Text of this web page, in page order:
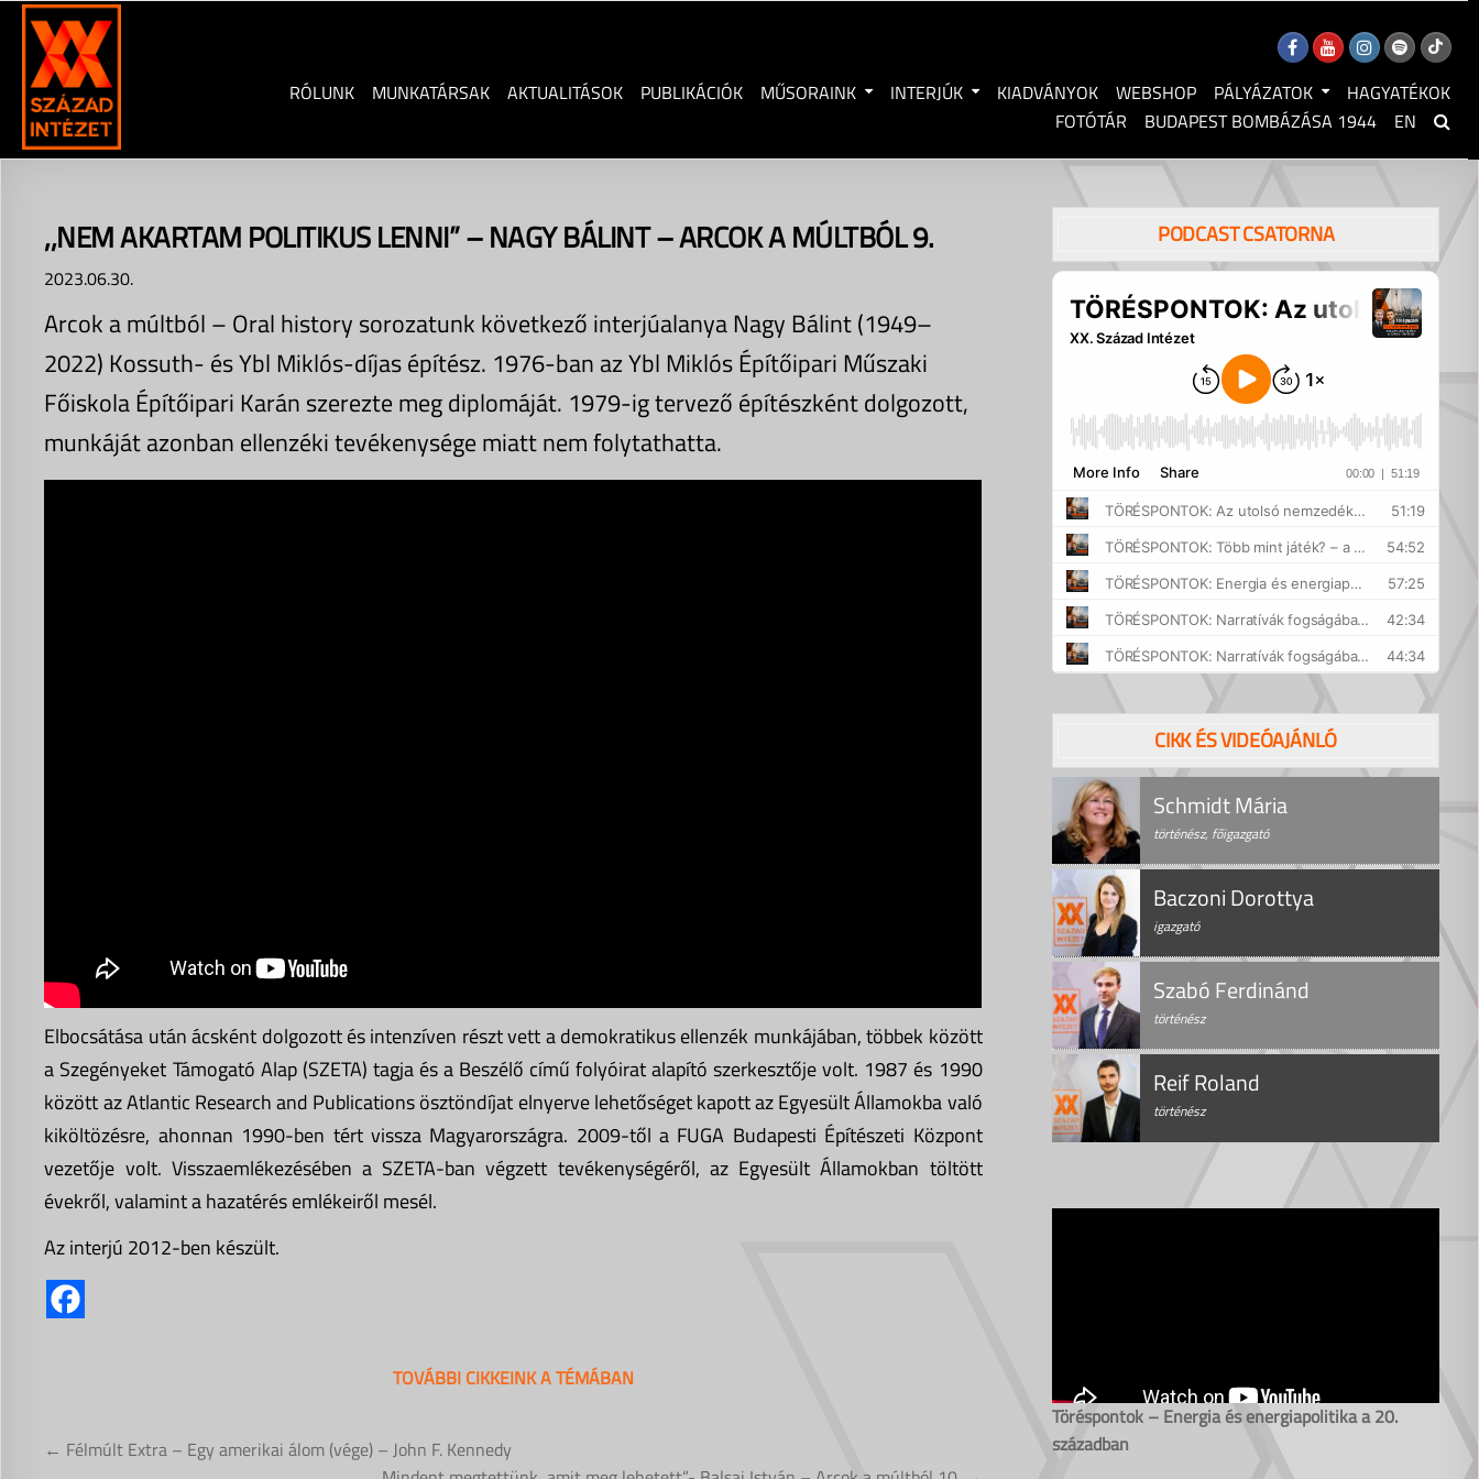
Skip
content
RÓLUNK
MUNKATÁRSAK AKTUALITÁSOK PUBLIKÁCIÓK MŰSORAINK INTERJÚK KIADVÁNYOK WEBSHOP PÁLYÁZATOK
HAGYATÉKOK
FOTÓTÁR
BUDAPEST BOMBÁZÁSA 1944 EN
,,NEM AKARTAM POLITIKUS LENNI” – NAGY BÁLINT – ARCOK A MÚLTBÓL 9.
2023.06.30.
Arcok a múltból – Oral history sorozatunk következő interjúalanya Nagy Bálint (1949–
2022) Kossuth- és Ybl Miklós-díjas építész. 1976-ban az Ybl Miklós Építőipari Műszaki
Főiskola Építőipari Karán szerezte meg diplomáját. 1979-ig tervező építészként dolgozott,
munkáját azonban ellenzéki tevékenysége miatt nem folytathatta.
Elbocsátása után ácsként dolgozott és intenzíven részt vett a demokratikus ellenzék munkájában, többek között
a Szegényeket Támogató Alap (SZETA) tagja és a Beszélő című folyóirat alapító szerkesztője volt. 1987 és 1990
között az Atlantic Research and Publications ösztöndíjat elnyerve lehetőséget kapott az Egyesült Államokba való
kiköltözésre, ahonnan 1990-ben tért vissza Magyarországra. 2009-től a FUGA Budapesti Építészeti Központ
vezetője volt. Visszaemlékezésében a SZETA-ban végzett tevékenységéről, az Egyesült Államokban töltött
évekről, valamint a hazatérés emlékeiről mesél.
Az interjú 2012-ben készült.
TOVÁBBI CIKKEINK A TÉMÁBAN
Bejegyzés
← Félmúlt Extra – Egy amerikai álom (vége) – John F. Kennedy
PODCAST CSATORNA
CIKK ÉS VIDEÓAJÁNLÓ
Schmidt Mária
történész, főigazgató
Baczoni Dorottya
igazgató
Szabó Ferdinánd
történész
Reif Roland
történész
Töréspontok – Energia és energiapolitika a 20.
században